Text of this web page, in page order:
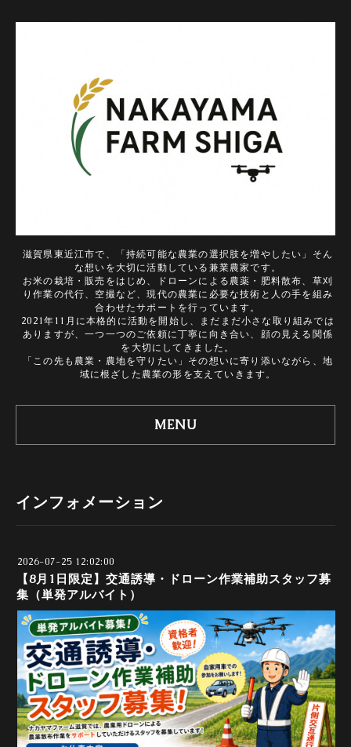
滋賀県東近江市で、「持続可能な農業の選択肢を増やしたい」そん
な想いを大切に活動している兼業農家です。
お米の栽培・販売をはじめ、ドローンによる農薬・肥料散布、草刈
り作業の代行、空撮など、現代の農業に必要な技術と人の手を組み
合わせたサポートを行っています。
2021年11月に本格的に活動を開始し、まだまだ小さな取り組みでは
ありますが、一つ一つのご依頼に丁寧に向き合い、顔の見える関係
を大切にしてきました。
「この先も農業・農地を守りたい」その想いに寄り添いながら、地
域に根ざした農業の形を支えていきます。
MENU
インフォメーション
2026-07-25 12:02:00
【8月1日限定】交通誘導・ドローン作業補助スタッフ募
集（単発アルバイト）